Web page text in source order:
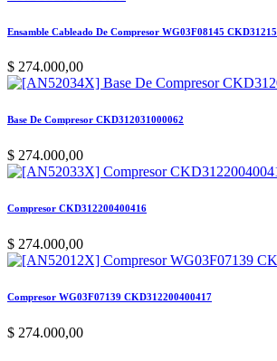
Ensamble Cableado De Compresor WG03F08145
$ 274.000,00
Base De Compresor CKD312031000062
$ 274.000,00
Compresor CKD312200400416
$ 274.000,00
Compresor WG03F07139 CKD312200400417
$ 274.000,00